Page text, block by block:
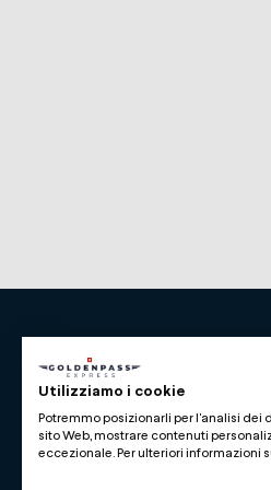
Premium Swiss
Compagnie du
BLS AG
Utilizziamo i cookie
Potremmo posizionarli per l'analisi dei
sito Web, mostrare contenuti
eccezionale. Per ulteriori informazioni